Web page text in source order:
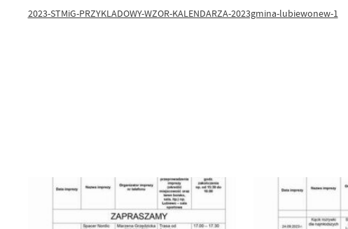
2023-STMiG-PRZYKLADOWY-WZOR-KALENDARZA-2023gmina-lubiewonew-1